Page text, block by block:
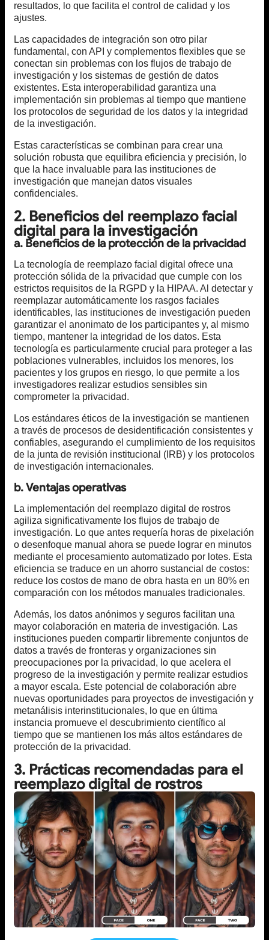
resultados, lo que facilita el control de calidad y los
ajustes.
Las capacidades de integración son otro pilar
fundamental, con API y complementos flexibles que se
conectan sin problemas con los flujos de trabajo de
investigación y los sistemas de gestión de datos
existentes. Esta interoperabilidad garantiza una
implementación sin problemas al tiempo que mantiene
los protocolos de seguridad de los datos y la integridad
de la investigación.
Estas características se combinan para crear una
solución robusta que equilibra eficiencia y precisión, lo
que la hace invaluable para las instituciones de
investigación que manejan datos visuales
confidenciales.
2. Beneficios del reemplazo facial
digital para la investigación
a. Beneficios de la protección de la privacidad
La tecnología de reemplazo facial digital ofrece una
protección sólida de la privacidad que cumple con los
estrictos requisitos de la RGPD y la HIPAA. Al detectar y
reemplazar automáticamente los rasgos faciales
identificables, las instituciones de investigación pueden
garantizar el anonimato de los participantes y, al mismo
tiempo, mantener la integridad de los datos. Esta
tecnología es particularmente crucial para proteger a las
poblaciones vulnerables, incluidos los menores, los
pacientes y los grupos en riesgo, lo que permite a los
investigadores realizar estudios sensibles sin
comprometer la privacidad.
Los estándares éticos de la investigación se mantienen
a través de procesos de desidentificación consistentes y
confiables, asegurando el cumplimiento de los requisitos
de la junta de revisión institucional (IRB) y los protocolos
de investigación internacionales.
b. Ventajas operativas
La implementación del reemplazo digital de rostros
agiliza significativamente los flujos de trabajo de
investigación. Lo que antes requería horas de pixelación
o desenfoque manual ahora se puede lograr en minutos
mediante el procesamiento automatizado por lotes. Esta
eficiencia se traduce en un ahorro sustancial de costos:
reduce los costos de mano de obra hasta en un 80% en
comparación con los métodos manuales tradicionales.
Además, los datos anónimos y seguros facilitan una
mayor colaboración en materia de investigación. Las
instituciones pueden compartir libremente conjuntos de
datos a través de fronteras y organizaciones sin
preocupaciones por la privacidad, lo que acelera el
progreso de la investigación y permite realizar estudios
a mayor escala. Este potencial de colaboración abre
nuevas oportunidades para proyectos de investigación y
metanálisis interinstitucionales, lo que en última
instancia promueve el descubrimiento científico al
tiempo que se mantienen los más altos estándares de
protección de la privacidad.
3. Prácticas recomendadas para el
reemplazo digital de rostros